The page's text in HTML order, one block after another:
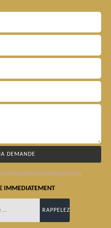
IMMEDIATEMENT